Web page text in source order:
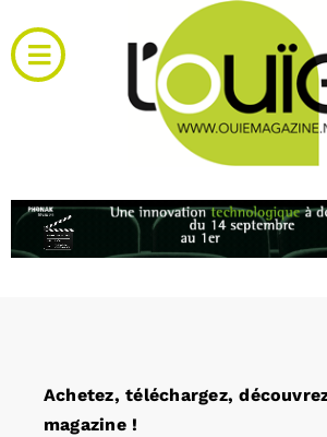
au
contenu
Toggle
Navigation
RH et emploi
Agenda
Achetez, téléchargez,
magazine !